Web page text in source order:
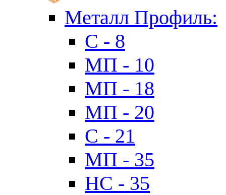
Металл Профиль:
C - 8
МП - 10
МП - 18
МП - 20
C - 21
МП - 35
HC - 35